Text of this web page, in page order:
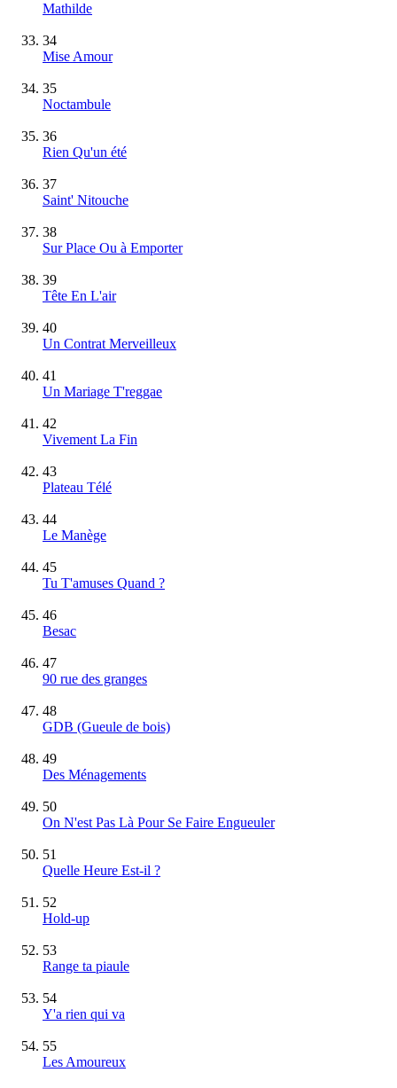
Mathilde
34
Mise Amour
35
Noctambule
36
Rien Qu'un été
37
Saint' Nitouche
38
Sur Place Ou à Emporter
39
Tête En L'air
40
Un Contrat Merveilleux
41
Un Mariage T'reggae
42
Vivement La Fin
43
Plateau Télé
44
Le Manège
45
Tu T'amuses Quand ?
46
Besac
47
90 rue des granges
48
GDB (Gueule de bois)
49
Des Ménagements
50
On N'est Pas Là Pour Se Faire Engueuler
51
Quelle Heure Est-il ?
52
Hold-up
53
Range ta piaule
54
Y'a rien qui va
55
Les Amoureux